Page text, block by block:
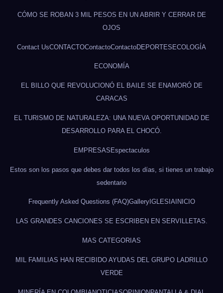
CÓMO SE ROBAN 3 MIL PESOS EN UN ABRIR Y CERRAR DE
OJOS
Contact UsCONTACTOContactoContactoDEPORTESECOLOGÍA
ECONOMÍA
EL BILLO QUE REVOLUCIONÓ EL BAILE SE ENAMORÓ DE
CARACAS
EL TURISMO DE NATURALEZA: UNA NUEVA OPORTUNIDAD DE
DESARROLLO PARA EL CHOCÓ.
EMPRESAS Espectaculos
Estos son los pasos que debes dar todos los días, si tienes un trabajo
sedentario
Frequently Asked Questions (FAQ)GalleryIGLESIAINICIO
LAS GRANDES CANCIONES SE ESCRIBEN EN SERVILLETAS.
MAS CATEGORIAS
MIL FAMILIAS HAN RECIBIDO AYUDAS DEL GRUPO LADRILLO
VERDE